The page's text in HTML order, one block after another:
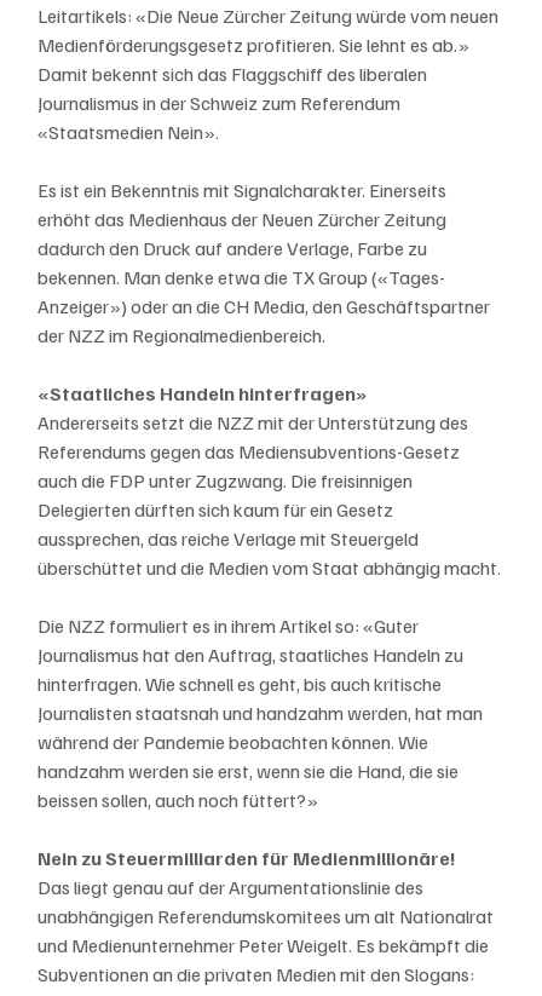
Leitartikels: «Die Neue Zürcher Zeitung würde vom neuen
Medienförderungsgesetz profitieren. Sie lehnt es ab.»
Damit bekennt sich das Flaggschiff des liberalen
Journalismus in der Schweiz zum Referendum
«Staatsmedien Nein».
Es ist ein Bekenntnis mit Signalcharakter. Einerseits
erhöht das Medienhaus der Neuen Zürcher Zeitung
dadurch den Druck auf andere Verlage, Farbe zu
bekennen. Man denke etwa die TX Group («Tages-
Anzeiger») oder an die CH Media, den Geschäftspartner
der NZZ im Regionalmedienbereich.
«Staatliches Handeln hinterfragen»
Andererseits setzt die NZZ mit der Unterstützung des
Referendums gegen das Mediensubventions-Gesetz
auch die FDP unter Zugzwang. Die freisinnigen
Delegierten dürften sich kaum für ein Gesetz
aussprechen, das reiche Verlage mit Steuergeld
überschüttet und die Medien vom Staat abhängig macht.
Die NZZ formuliert es in ihrem Artikel so: «Guter
Journalismus hat den Auftrag, staatliches Handeln zu
hinterfragen. Wie schnell es geht, bis auch kritische
Journalisten staatsnah und handzahm werden, hat man
während der Pandemie beobachten können. Wie
handzahm werden sie erst, wenn sie die Hand, die sie
beissen sollen, auch noch füttert?»
Nein zu Steuermilliarden für Medienmillionäre!
Das liegt genau auf der Argumentationslinie des
unabhängigen Referendumskomitees um alt Nationalrat
und Medienunternehmer Peter Weigelt. Es bekämpft die
Subventionen an die privaten Medien mit den Slogans: